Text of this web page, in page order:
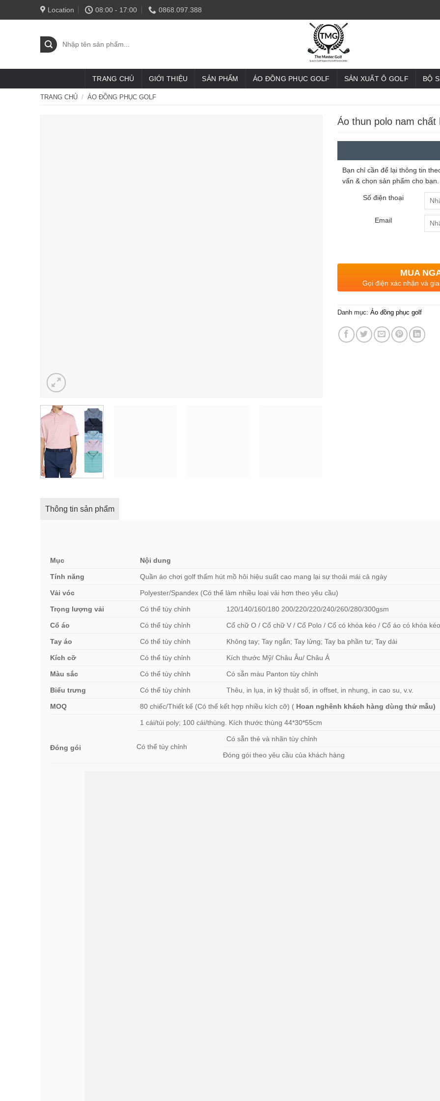
to
Location 08:00 - 17:00 0868.097.388
kiếm:
TRANG CHỦ GIỚI THIỆU SẢN PHẨM ÁO ĐỒNG PHỤC GOLF SẢN XUẤT Ô GOLF BỘ
TRANG CHỦ / ÁO ĐỒNG PHỤC GOLF
Áo thun polo nam
Bạn chỉ cần để lại thông tin
vấn & chọn sản phẩm cho bạn.
Số điện thoại
Email
MUA
Gọi điện xác nhận và
Danh mục: Áo đồng phục golf
Thông tin sản phẩm
Mục Nội dung
Tính năng Quần áo chơi golf thấm hút mồ hôi hiệu suất cao mang lại sự thoải mái cả ngày
Vải vóc Polyester/Spandex (Có thể làm nhiều loại vải hơn theo yêu cầu)
Trọng lượng vải Có thể tùy chỉnh 120/140/160/180 200/220/220/240/260/280/300gsm
Cổ áo Có thể tùy chỉnh Cổ chữ O / Cổ chữ V / Cổ Polo / Cổ có khóa kéo / Cổ áo có khóa
Tay áo Có thể tùy chỉnh Không tay; Tay ngắn; Tay lửng; Tay ba phần tư; Tay dài
Kích cỡ Có thể tùy chỉnh Kích thước Mỹ/ Châu Âu/ Châu Á
Màu sắc Có thể tùy chỉnh Có sẵn màu Panton tùy chỉnh
Biểu trưng Có thể tùy chỉnh Thêu, in lụa, in kỹ thuật số, in offset, in nhung, in cao su, v.v.
MOQ 80 chiếc/Thiết kế (Có thể kết hợp nhiều kích cỡ) ( Hoan nghênh khách hàng dùng thử mẫu)
Đóng gói
1 cái/túi poly; 100 cái/thùng. Kích thước thùng 44*30*55cm
Có thể tùy chỉnh
Có sẵn thẻ và nhãn tùy chỉnh
Đóng gói theo yêu cầu của khách hàng